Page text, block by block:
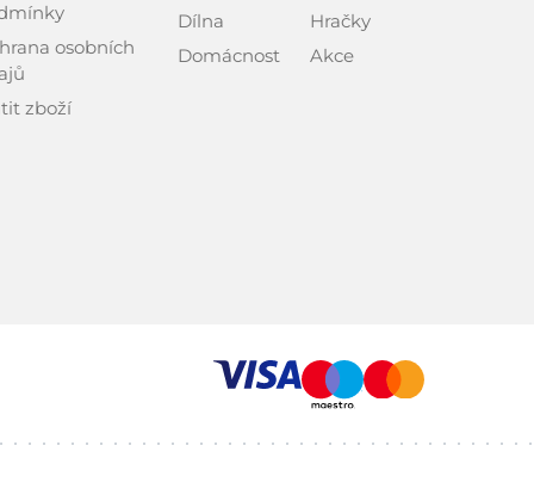
osobních
zboží
Dílna
Domácnost
Hračky
Akce